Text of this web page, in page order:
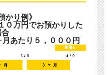
かり例》
０万円でお預かりした
合
あたり５，０００円